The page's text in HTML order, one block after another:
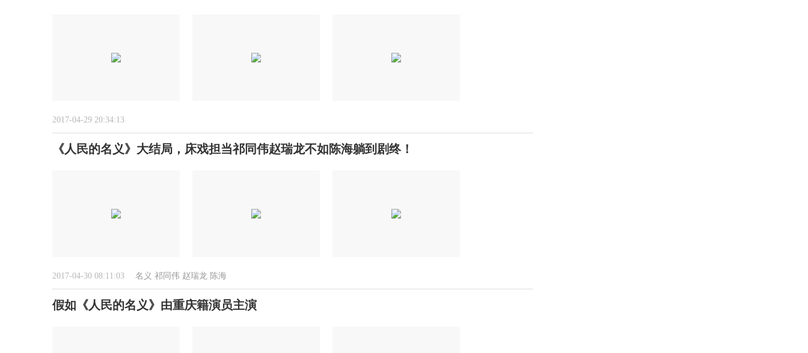
2017-04-29 20:34:13
《人民的名义》大结局，床戏担当祁同伟赵瑞龙不如陈海躺到剧终！
2017-04-30 08:11:03 名义 祁同伟 赵瑞龙 陈海
假如《人民的名义》由重庆籍演员主演